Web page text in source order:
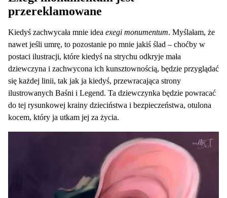
przereklamowane
Kiedyś zachwycała mnie idea exegi monumentum. Myślałam, że
nawet jeśli umrę, to pozostanie po mnie jakiś ślad – choćby w
postaci ilustracji, które kiedyś na strychu odkryje mała
dziewczyna i zachwycona ich kunsztownością, będzie przyglądać
się każdej linii, tak jak ja kiedyś, przewracająca strony
ilustrowanych Baśni i Legend. Ta dziewczynka będzie powracać
do tej rysunkowej krainy dzieciństwa i bezpieczeństwa, otulona
kocem, który ja utkam jej za życia.